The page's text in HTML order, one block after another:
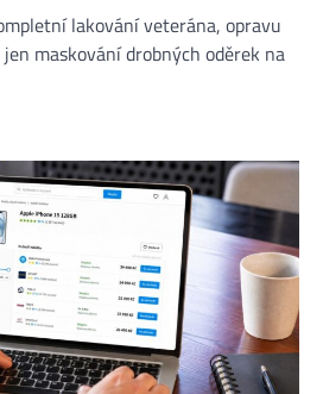
lakování veterána, opravu
maskování drobných oděrek na